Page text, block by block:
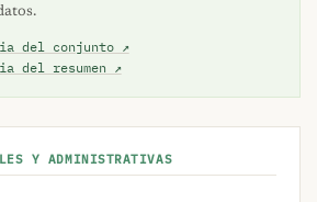
del conjunto ↗
del resumen ↗
Y ADMINISTRATIVAS